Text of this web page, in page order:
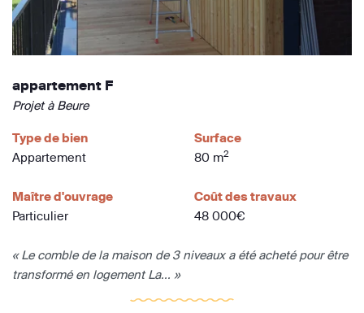
appartement F
Projet à Beure
Type de bien
Appartement
Surface
80 m2
Maître d'ouvrage
Particulier
Coût des travaux
48 000€
« Le comble de la maison de 3 niveaux a été acheté pour être
transformé en logement La... »